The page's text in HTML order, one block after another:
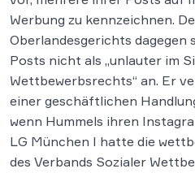
Werbung zu kennzeichnen.
Oberlandesgerichts dagegen
Posts nicht als „unlauter im
Wettbewerbsrechts“ an. Er
einer geschäftlichen
wenn Hummels ihren
LG München I hatte die
des Verbands Sozialer